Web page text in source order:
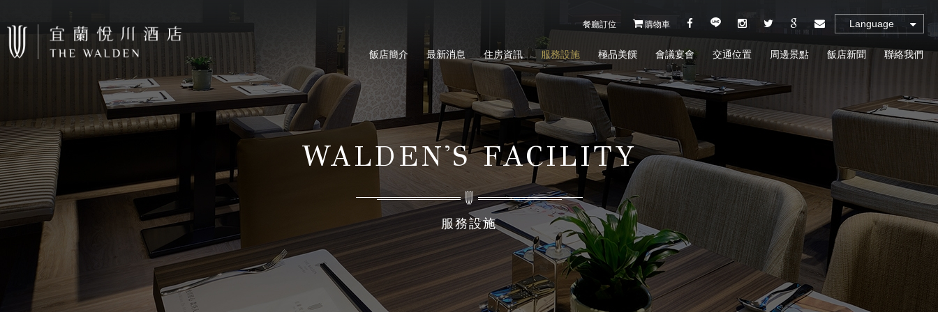
飯店簡介 最新消息 住房資訊 服務設施 極品美饌 會議宴會 交通位置 周邊景點 飯店新聞 聯絡我們
餐廳訂位 購物車 Language
WALDEN'S FACILITY
服務設施